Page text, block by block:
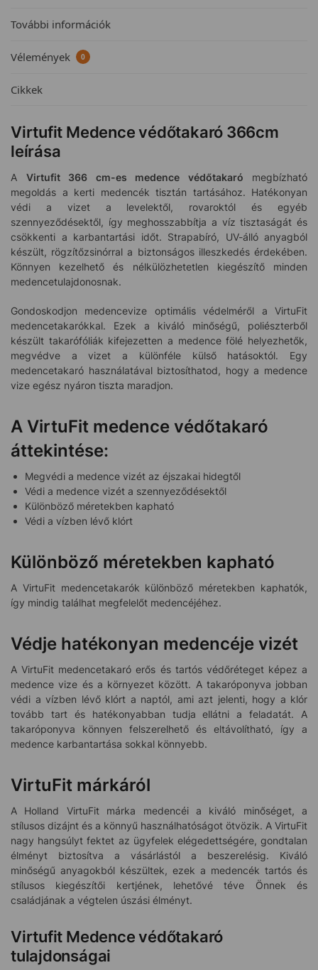
További információk
Vélemények 0
Cikkek
Virtufit Medence védőtakaró 366cm
leírása
A Virtufit 366 cm-es medence védőtakaró megbízható
megoldás a kerti medencék tisztán tartásához. Hatékonyan
védi a vizet a levelektől, rovaroktól és egyéb
szennyeződésektől, így meghosszabbítja a víz tisztaságát és
csökkenti a karbantartási időt. Strapabíró, UV-álló anyagból
készült, rögzítőzsinórral a biztonságos illeszkedés érdekében.
Könnyen kezelhető és nélkülözhetetlen kiegészítő minden
medencetulajdonosnak.
Gondoskodjon medencevize optimális védelméről a VirtuFit
medencetakarókkal. Ezek a kiváló minőségű, poliészterből
készült takarófóliák kifejezetten a medence fölé helyezhetők,
megvédve a vizet a különféle külső hatásoktól. Egy
medencetakaró használatával biztosíthatod, hogy a medence
vize egész nyáron tiszta maradjon.
A VirtuFit medence védőtakaró
áttekintése:
Megvédi a medence vizét az éjszakai hidegtől
Védi a medence vizét a szennyeződésektől
Különböző méretekben kapható
Védi a vízben lévő klórt
Különböző méretekben kapható
A VirtuFit medencetakarók különböző méretekben kaphatók,
így mindig találhat megfelelőt medencéjéhez.
Védje hatékonyan medencéje vizét
A VirtuFit medencetakaró erős és tartós védőréteget képez a
medence vize és a környezet között. A takaróponyva jobban
védi a vízben lévő klórt a naptól, ami azt jelenti, hogy a klór
tovább tart és hatékonyabban tudja ellátni a feladatát. A
takaróponyva könnyen felszerelhető és eltávolítható, így a
medence karbantartása sokkal könnyebb.
VirtuFit márkáról
A Holland VirtuFit márka medencéi a kiváló minőséget, a
stílusos dizájnt és a könnyű használhatóságot ötvözik. A VirtuFit
nagy hangsúlyt fektet az ügyfelek elégedettségére, gondtalan
élményt biztosítva a vásárlástól a beszerelésig. Kiváló
minőségű anyagokból készültek, ezek a medencék tartós és
stílusos kiegészítői kertjének, lehetővé téve Önnek és
családjának a végtelen úszási élményt.
Virtufit Medence védőtakaró
tulajdonságai